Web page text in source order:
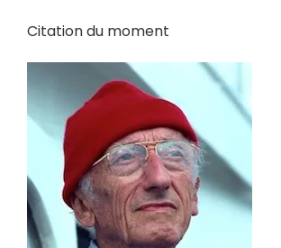
Citation du moment